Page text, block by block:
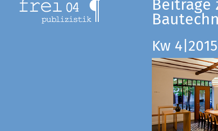
Beiträge
Kw